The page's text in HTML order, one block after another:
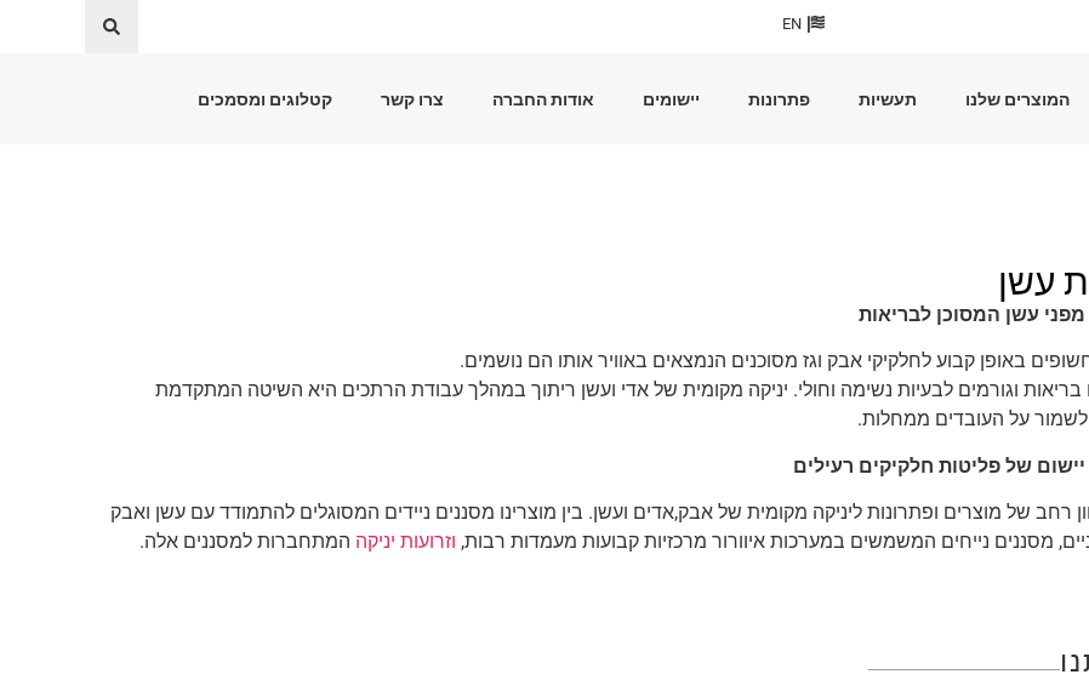
EN
המוצרים שלנו תעשיות פתרונות יישומים אודות החברה צרו קשר קטלוגים ומסמכים
עשן
עשן המסוכן לבריאות
חשופים באופן קבוע לחלקיקי אבק וגז מסוכנים הנמצאים באוויר אותו הם נושמים.
בריאות וגורמים לבעיות נשימה וחולי. יניקה מקומית של אדי ועשן ריתוך במהלך עבודת הרתכים היא השיטה המתקדמת
לשמור על העובדים ממחלות.
יישום של פליטות חלקיקים רעילים
רחב של מוצרים ופתרונות ליניקה מקומית של אבק,אדים ועשן. בין מוצרינו מסננים ניידים המסוגלים להתמודד עם עשן ואבק
מסננים נייחים המשמשים במערכות איוורור מרכזיות קבועות מעמדות רבות, וזרועות יניקה המתחברות למסננים אלה.